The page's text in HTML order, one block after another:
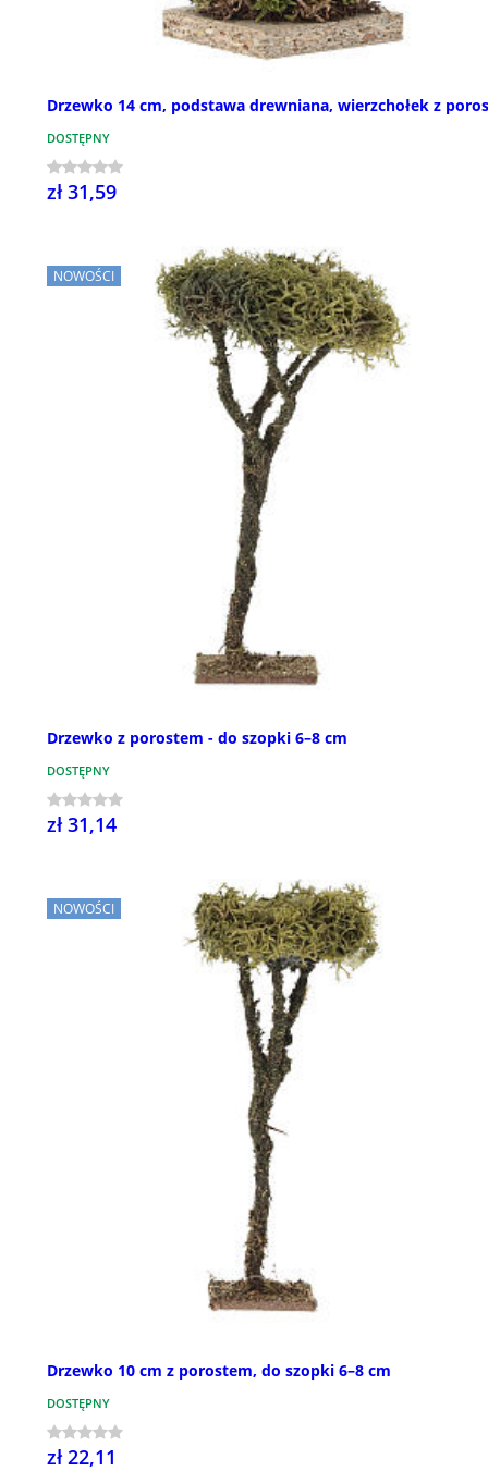
Drzewko 14 cm, podstawa drewniana, wierzchołek z
DOSTĘPNY
zł 31,59
NOWOŚCI
Drzewko z porostem - do szopki 6–8 cm
DOSTĘPNY
zł 31,14
NOWOŚCI
Drzewko 10 cm z porostem, do szopki 6–8 cm
DOSTĘPNY
zł 22,11